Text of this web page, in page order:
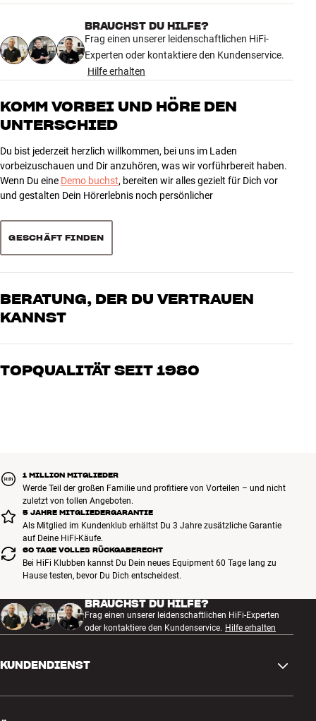
4 anzeigen
5 3
4
3
1 0
BRAUCHST DU HILFE?
Frag einen unserer leidenschaftlichen HiFi-
Experten oder kontaktiere den Kundenservice.
Hilfe erhalten
KOMM VORBEI UND HÖRE DEN
UNTERSCHIED
Du bist jederzeit herzlich willkommen, bei uns im Laden
vorbeizuschauen und Dir anzuhören, was wir vorführbereit haben.
Wenn Du eine Demo buchst, bereiten wir alles gezielt für Dich vor
und gestalten Dein Hörerlebnis noch persönlicher
GESCHÄFT FINDEN
BERATUNG, DER DU VERTRAUEN
KANNST
Unsere Mitarbeiter sind echte Enthusiasten, die unsere Produkte
oder Heimkino. Erzähle uns, wovon Du träumst, und wir finden
TOPQUALITÄT SEIT 1980
1 MILLION MITGLIEDER
Werde Teil der großen Familie und profitiere von Vorteilen – und nicht
zuletzt von tollen Angeboten.
5 JAHRE MITGLIEDERGARANTIE
Als Mitglied im Kundenklub erhältst Du 3 Jahre zusätzliche Garantie
auf Deine HiFi-Käufe.
60 TAGE VOLLES RÜCKGABERECHT
Bei HiFi Klubben kannst Du Dein neues Equipment 60 Tage lang zu
Hause testen, bevor Du Dich entscheidest.
BRAUCHST DU HILFE?
Frag einen unserer leidenschaftlichen HiFi-Experten
oder kontaktiere den Kundenservice. Hilfe erhalten
KUNDENDIENST